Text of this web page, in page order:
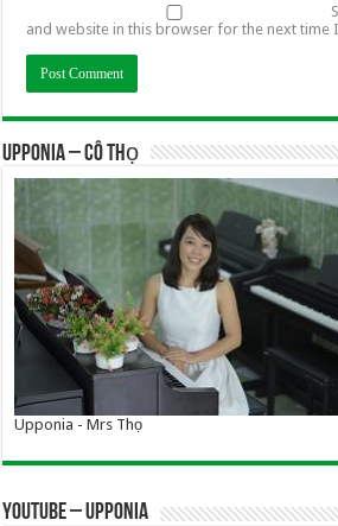
and website in this browser for the next time
UPPONIA – Cô Thọ
Upponia - Mrs Thọ
YOUTUBE – UPPONIA